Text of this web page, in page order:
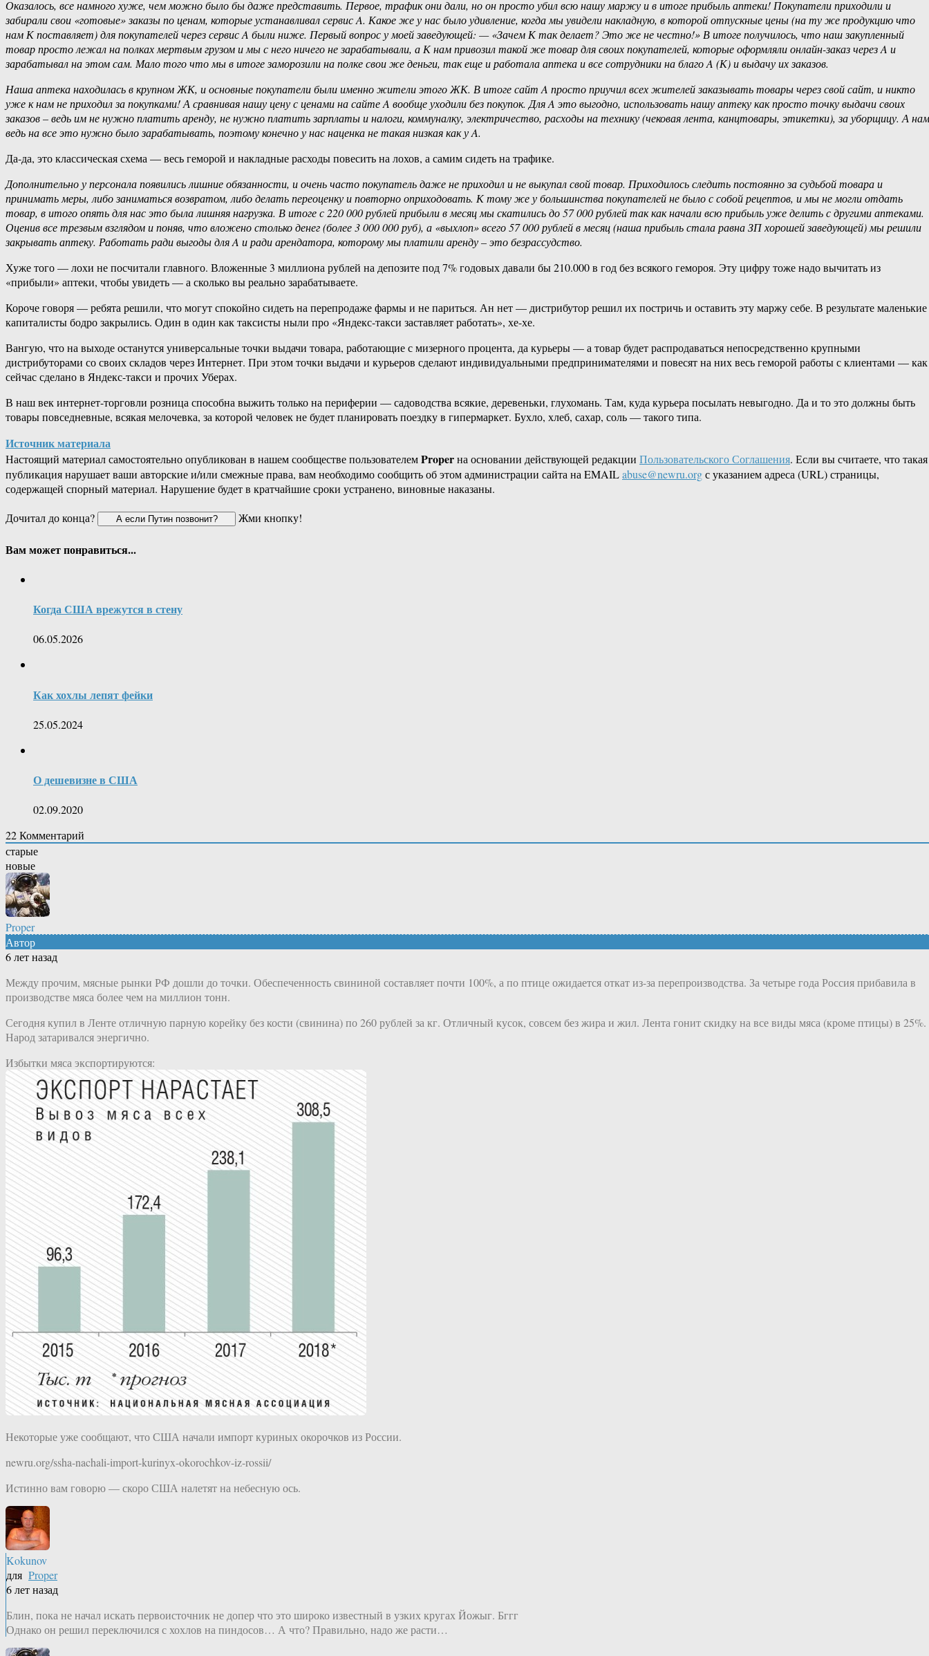
Оказалось, все намного хуже, чем можно было бы даже представить. Первое, трафик они дали, но он просто убил всю нашу маржу и в итоге прибыль аптеки! Покупатели приходили и
забирали свои «готовые» заказы по ценам, которые устанавливал сервис A. Какое же у нас было удивление, когда мы увидели накладную, в которой отпускные цены (на ту же продукцию что
нам К поставляет) для покупателей через сервис A были ниже. Первый вопрос у моей заведующей: — «Зачем К так делает? Это же не честно!» В итоге получилось, что наш закупленный
товар просто лежал на полках мертвым грузом и мы с него ничего не зарабатывали, а К нам привозил такой же товар для своих покупателей, которые оформляли онлайн-заказ через A и
зарабатывал на этом сам. Мало того что мы в итоге заморозили на полке свои же деньги, так еще и работала аптека и все сотрудники на благо A (К) и выдачу их заказов.
Наша аптека находилась в крупном ЖК, и основные покупатели были именно жители этого ЖК. В итоге сайт A просто приучил всех жителей заказывать товары через свой сайт, и никто
уже к нам не приходил за покупками! А сравнивая нашу цену с ценами на сайте A вообще уходили без покупок. Для A это выгодно, использовать нашу аптеку как просто точку выдачи своих
заказов – ведь им не нужно платить аренду, не нужно платить зарплаты и налоги, коммуналку, электричество, расходы на технику (чековая лента, канцтовары, этикетки), за уборщицу. А нам
ведь на все это нужно было зарабатывать, поэтому конечно у нас наценка не такая низкая как у A.
Да-да, это классическая схема — весь геморой и накладные расходы повесить на лохов, а самим сидеть на трафике.
Дополнительно у персонала появились лишние обязанности, и очень часто покупатель даже не приходил и не выкупал свой товар. Приходилось следить постоянно за судьбой товара и
принимать меры, либо заниматься возвратом, либо делать переоценку и повторно оприходовать. К тому же у большинства покупателей не было с собой рецептов, и мы не могли отдать
товар, в итого опять для нас это была лишняя нагрузка. В итоге с 220 000 рублей прибыли в месяц мы скатились до 57 000 рублей так как начали всю прибыль уже делить с другими аптеками.
Оценив все трезвым взглядом и поняв, что вложено столько денег (более 3 000 000 руб), а «выхлоп» всего 57 000 рублей в месяц (наша прибыль стала равна ЗП хорошей заведующей) мы решили
закрывать аптеку. Работать ради выгоды для A и ради арендатора, которому мы платили аренду – это безрассудство.
Хуже того — лохи не посчитали главного. Вложенные 3 миллиона рублей на депозите под 7% годовых давали бы 210.000 в год без всякого гемороя. Эту цифру тоже надо вычитать из
«прибыли» аптеки, чтобы увидеть — а сколько вы реально зарабатываете.
Короче говоря — ребята решили, что могут спокойно сидеть на перепродаже фармы и не париться. Ан нет — дистрибутор решил их постричь и оставить эту маржу себе. В результате маленькие
капиталисты бодро закрылись. Один в один как таксисты ныли про «Яндекс-такси заставляет работать», хе-хе.
Вангую, что на выходе останутся универсальные точки выдачи товара, работающие с мизерного процента, да курьеры — а товар будет распродаваться непосредственно крупными
дистрибуторами со своих складов через Интернет. При этом точки выдачи и курьеров сделают индивидуальными предпринимателями и повесят на них весь геморой работы с клиентами — как
сейчас сделано в Яндекс-такси и прочих Уберах.
В наш век интернет-торговли розница способна выжить только на периферии — садоводства всякие, деревеньки, глухомань. Там, куда курьера посылать невыгодно. Да и то это должны быть
товары повседневные, всякая мелочевка, за которой человек не будет планировать поездку в гипермаркет. Бухло, хлеб, сахар, соль — такого типа.
Источник материала
Настоящий материал самостоятельно опубликован в нашем сообществе пользователемProperна основании действующей редакции Пользовательского Соглашения. Если вы считаете, что такая
публикация нарушает ваши авторские и/или смежные права, вам необходимо сообщить об этом администрации сайта на EMAILabuse@newru.orgс указанием адреса (URL) страницы,
содержащей спорный материал. Нарушение будет в кратчайшие сроки устранено, виновные наказаны.
Дочитал до конца?
Жми кнопку!
Вам может понравиться...
Когда США врежутся в стену
06.05.2026
Как хохлы лепят фейки
25.05.2024
О дешевизне в США
02.09.2020
22Комментарий
старые
новые
Proper
Автор
6 лет назад
Между прочим, мясные рынки РФ дошли до точки. Обеспеченность свининой составляет почти 100%, а по птице ожидается откат из-за перепроизводства. За четыре года Россия прибавила в
производстве мяса более чем на миллион тонн.
Сегодня купил в Ленте отличную парную корейку без кости (свинина) по 260 рублей за кг. Отличный кусок, совсем без жира и жил. Лента гонит скидку на все виды мяса (кроме птицы) в 25%.
Народ затаривался энергично.
Избытки мяса экспортируются:
Некоторые уже сообщают, что США начали импорт куриных окорочков из России.
newru.org/ssha-nachali-import-kurinyx-okorochkov-iz-rossii/
Истинно вам говорю — скоро США налетят на небесную ось.
Kokunov
для Proper
6 лет назад
Блин, пока не начал искать первоисточник не допер что это широко известный в узких кругах Йожыг. Бггг
Однако он решил переключился с хохлов на пиндосов… А что? Правильно, надо же расти…